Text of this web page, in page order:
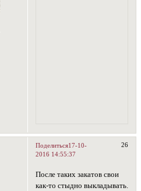
Поделиться 26
17-10-
2016 14:55:37
После таких закатов свои
как-то стыдно выкладывать.